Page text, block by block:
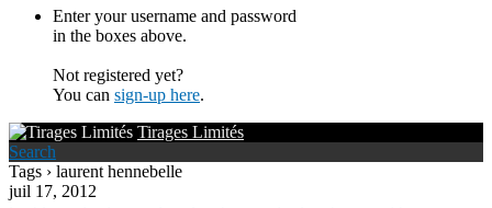
Enter your username and password
in the boxes above.
Not registered yet?
You can sign-up here.
Tirages Limités
Search
Tags › laurent hennebelle
juil 17, 2012